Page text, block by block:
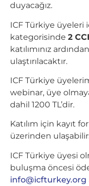
duyacağız.
ICF Türkiye üyeleri
kategorisinde 2
katılımınız
ulaştırılacaktır.
ICF Türkiye
webinar, üye
dahil 1200 TL’dir.
Katılım için kayıt
üzerinden
ICF Türkiye üyesi
buluşma öncesi
info@icfturkey.org